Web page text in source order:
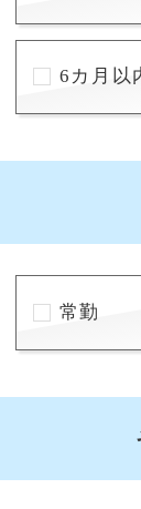
6カ月以
常勤